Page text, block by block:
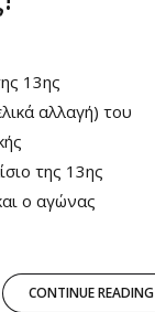
13ης
αλλαγή) του
της 13ης
ο αγώνας
CONTINUE READING